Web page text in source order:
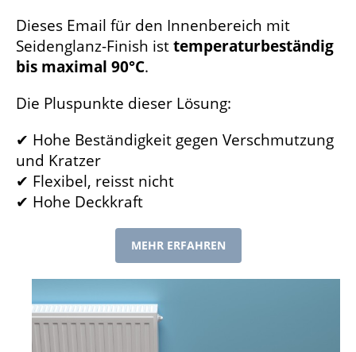
Dieses Email für den Innenbereich mit
Seidenglanz-Finish isttemperaturbeständig
bis maximal 90°C.
Die Pluspunkte dieser Lösung:
✔ Hohe Beständigkeit gegen Verschmutzung
und Kratzer
✔ Flexibel, reisst nicht
✔ Hohe Deckkraft
MEHR ERFAHREN
DIE
VORTEILE